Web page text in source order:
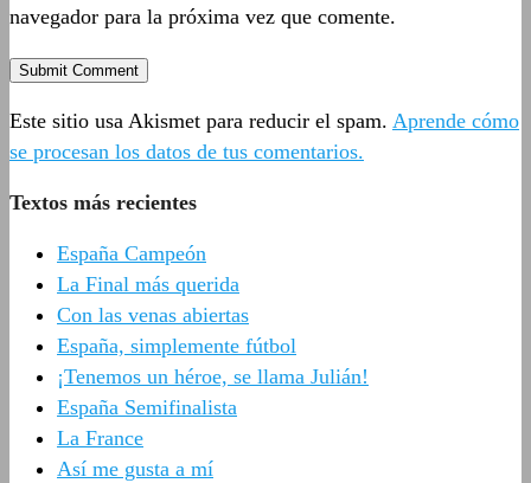
navegador para la próxima vez que comente.
Este sitio usa Akismet para reducir el spam. Aprende cómo
se procesan los datos de tus comentarios.
Textos más recientes
España Campeón
La Final más querida
Con las venas abiertas
España, simplemente fútbol
¡Tenemos un héroe, se llama Julián!
España Semifinalista
La France
Así me gusta a mí